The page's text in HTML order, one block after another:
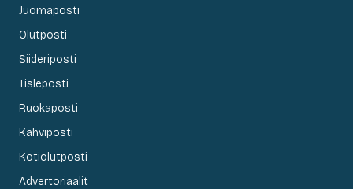
Juomaposti
Olutposti
Siideriposti
Tisleposti
Ruokaposti
Kahviposti
Kotiolutposti
Advertoriaalit